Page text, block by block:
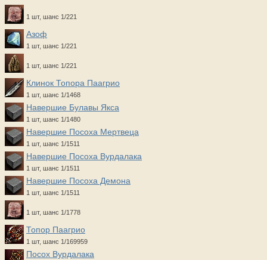
1 шт, шанс 1/221
Азоф
1 шт, шанс 1/221
1 шт, шанс 1/221
Клинок Топора Паагрио
1 шт, шанс 1/1468
Навершие Булавы Якса
1 шт, шанс 1/1480
Навершие Посоха Мертвеца
1 шт, шанс 1/1511
Навершие Посоха Вурдалака
1 шт, шанс 1/1511
Навершие Посоха Демона
1 шт, шанс 1/1511
1 шт, шанс 1/1778
Топор Паагрио
1 шт, шанс 1/169959
Посох Вурдалака